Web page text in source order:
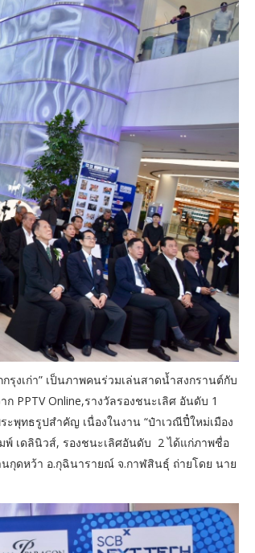
รุงเก่า” เป็นภาพคนร่วมเล่นสาดน้ำสงกรานต์กับ
PPTV Online,รางวัลรองชนะเลิศ อันดับ 1
พุทธรูปสำคัญ เนื่องในงาน “ป๋าเวณีปี๋ใหม่เมือง
เดลินิวส์, รองชนะเลิศอันดับ 2 ได้แก่ภาพชื่อ
กุดหว้า อ.กุฉินารายณ์ จ.กาฬสินธุ์ ถ่ายโดย นาย